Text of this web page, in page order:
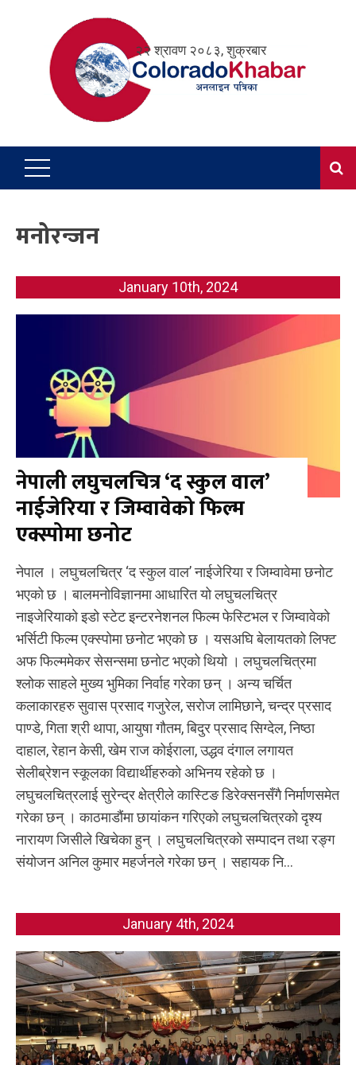
२२ श्रावण २०८३, शुक्रबार
मनोरन्जन
January 10th, 2024
नेपाली लघुचलचित्र ‘द स्कुल वाल’
नाईजेरिया र जिम्वावेको फिल्म
एक्स्पोमा छनोट
नेपाल । लघुचलचित्र ‘द स्कुल वाल’ नाईजेरिया र जिम्वावेमा छनोट
भएको छ । बालमनोविज्ञानमा आधारित यो लघुचलचित्र
नाइजेरियाको इडो स्टेट इन्टरनेशनल फिल्म फेस्टिभल र जिम्वावेको
भर्सिटी फिल्म एक्स्पोमा छनोट भएको छ । यसअघि बेलायतको लिफ्ट
अफ फिल्ममेकर सेसन्समा छनोट भएको थियो । लघुचलचित्रमा
श्लोक साहले मुख्य भुमिका निर्वाह गरेका छन् । अन्य चर्चित
कलाकारहरु सुवास प्रसाद गजुरेल, सरोज लामिछाने, चन्द्र प्रसाद
पाण्डे, गिता श्री थापा, आयुषा गौतम, बिदुर प्रसाद सिग्देल, निष्ठा
दाहाल, रेहान केसी, खेम राज कोईराला, उद्धव दंगाल लगायत
सेलीब्रेशन स्कूलका विद्यार्थीहरुको अभिनय रहेको छ ।
लघुचलचित्रलाई सुरेन्द्र क्षेत्रीले कास्टिङ डिरेक्सनसँगै निर्माणसमेत
गरेका छन् । काठमाडौंमा छायांकन गरिएको लघुचलचित्रको दृश्य
नारायण जिसीले खिचेका हुन् । लघुचलचित्रको सम्पादन तथा रङ्ग
संयोजन अनिल कुमार महर्जनले गरेका छन् । सहायक नि...
January 4th, 2024